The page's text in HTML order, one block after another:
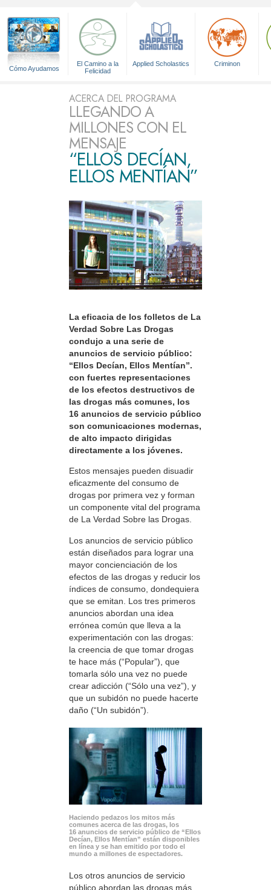
Cómo Ayudamos
El Camino a la
Felicidad
Applied Scholastics Criminon
ACERCA DEL PROGRAMA
LLEGANDO A
MILLONES CON EL
MENSAJE
“ELLOS DECÍAN,
ELLOS MENTÍAN”
La eficacia de los folletos de La
Verdad Sobre Las Drogas
condujo a una serie de
anuncios de servicio público:
“Ellos Decían, Ellos Mentían”.
con fuertes representaciones
de los efectos destructivos de
las drogas más comunes, los
16 anuncios de servicio público
son comunicaciones modernas,
de alto impacto dirigidas
directamente a los jóvenes.
Estos mensajes pueden disuadir
eficazmente del consumo de
drogas por primera vez y forman
un componente vital del programa
de La Verdad Sobre las Drogas.
Los anuncios de servicio público
están diseñados para lograr una
mayor concienciación de los
efectos de las drogas y reducir los
índices de consumo, dondequiera
que se emitan. Los tres primeros
anuncios abordan una idea
errónea común que lleva a la
experimentación con las drogas:
la creencia de que tomar drogas
te hace más (“Popular”), que
tomarla sólo una vez no puede
crear adicción (“Sólo una vez”), y
que un subidón no puede hacerte
daño (“Un subidón”).
Haciendo pedazos los mitos más
comunes acerca de las drogas, los
16 anuncios de servicio público de “Ellos
Decían, Ellos Mentían” están disponibles
en línea y se han emitido por todo el
mundo a millones de espectadores.
Los otros anuncios de servicio
público abordan las drogas más